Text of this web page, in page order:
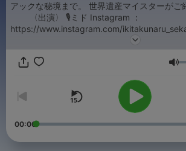
アックな秘境まで。 世界遺産マイスターが
〈出演〉 🎙️ミド Instagram ：
https://www.instagram.com/
https://twitter.com/ikisekaa 🎙️KANAE
https://twitter.com/k14_hsm ✉️番組へ
---------------------------- ◇番組HP https://
メディア掲載・出演ほかお問合せはコチラへ
ikitakunarusekaiisan@gmail.com
00:00